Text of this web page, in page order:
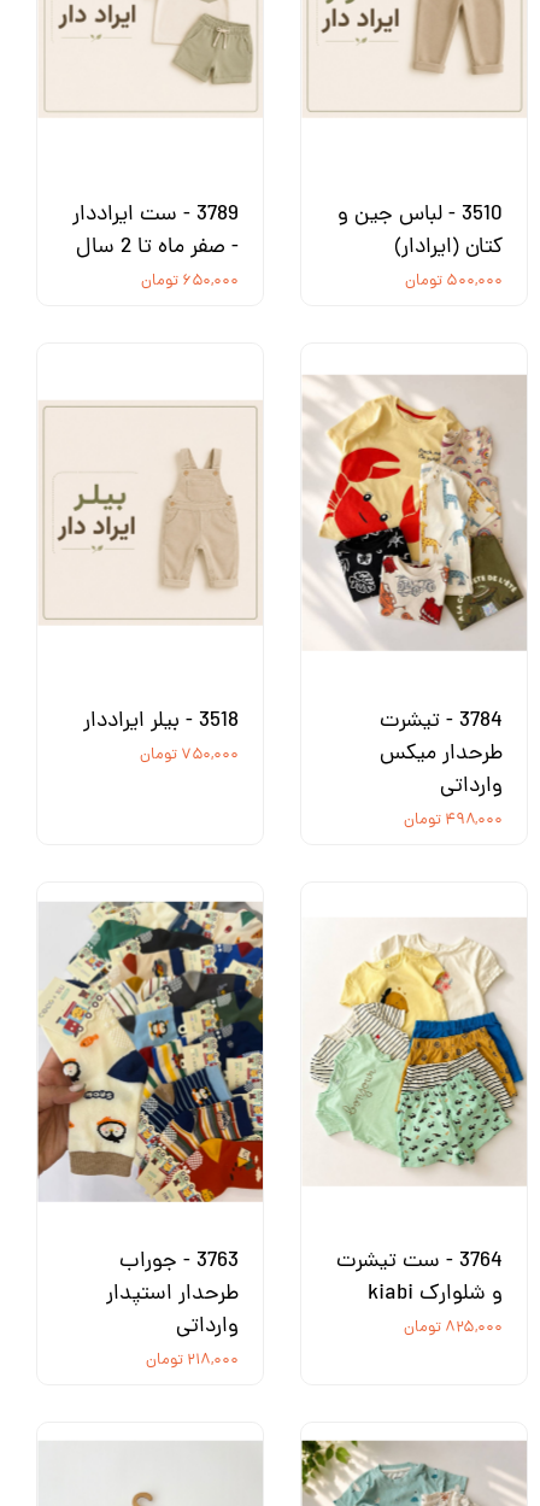
3510 - لباس جین و
کتان (ایرادار)
۵۰۰,۰۰۰ تومان
3789 - ست ایراددار
- صفر ماه تا 2 سال
۶۵۰,۰۰۰ تومان
3784 - تیشرت
طرحدار میکس
وارداتی
۴۹۸,۰۰۰ تومان
3518 - بیلر ایراددار
۷۵۰,۰۰۰ تومان
3764 - ست تیشرت
و شلوارک kiabi
۸۲۵,۰۰۰ تومان
3763 - جوراب
طرحدار استپدار
وارداتی
۲۱۸,۰۰۰ تومان